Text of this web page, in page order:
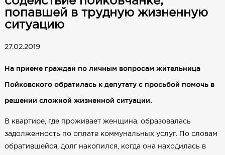
попавшей в трудную жизненную
ситуацию
27.02.2019
На приеме граждан по личным вопросам жительница
Пойковского обратилась к депутату с просьбой помочь в
решении сложной жизненной ситуации.
В квартире, где проживает женщина, образовалась
задолженность по оплате коммунальных услуг. По словам
обратившейся, долг накопился, когда она находилась в